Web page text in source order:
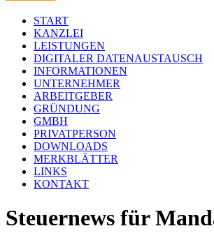
START
KANZLEI
LEISTUNGEN
DIGITALER DATENAUSTAUSCH
INFORMATIONEN
UNTERNEHMER
ARBEITGEBER
GRÜNDUNG
GMBH
PRIVATPERSON
DOWNLOADS
MERKBLÄTTER
LINKS
KONTAKT
Steuernews für